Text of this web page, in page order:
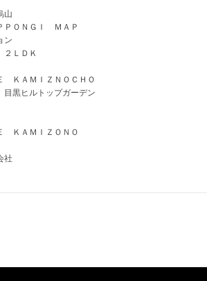
山
ＯＮＧＩ ＭＡＰ
ン
ＬＤＫ
ＫＡＭＩＺＮＯＣＨＯ
黒ヒルトップガーデン
ＫＡＭＩＺＯＮＯ
社